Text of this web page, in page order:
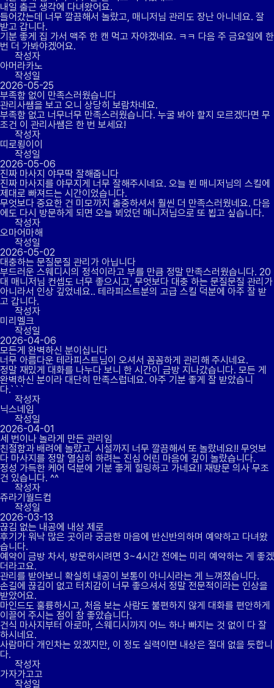
내일 출근 생각에 다녀왔어요.
들어갔는데 너무 깔끔해서 놀랐고, 매니저님 관리도 장난 아니네요. 잘
받고 갑니다.
기분 좋게 집 가서 맥주 한 캔 먹고 자야겠네요. ㅋㅋ 다음 주 금요일에 한
번 더 가봐야겠어요.
작성자
아머라카노
작성일
2026-05-25
부족함 없이 만족스러웠습니다
관리사쌤을 보고 오니 상당히 보람차네요.
부족함 없고 너무너무 만족스러웠습니다. 누굴 봐야 할지 모르겠다면 무
조건 이 관리사쌤은 한 번 보세요!
작성자
띠로룅이이
작성일
2026-05-06
진짜 마사지 야무딱 잘해줍니다
진짜 마사지를 야무지게 너무 잘해주시네요. 오늘 뵌 매니저님의 스킬에
제대로 빠져드는 시간이었습니다.
무엇보다 중요한 건 미모까지 출중하셔서 훨씬 더 만족스러웠네요. 다음
에도 다시 방문하게 되면 오늘 뵈었던 매니저님으로 또 뵙고 싶습니다.
작성자
오마어마해
작성일
2026-05-02
대충하는 문질문질 관리가 아닙니다
부드러운 스웨디시의 정석이라고 부를 만큼 정말 만족스러웠습니다. 20
대 매니저님 컨셉도 너무 좋으시고, 무엇보다 대충 하는 문질문질 관리가
아니라서 인상 깊었네요.. 테라피스트분의 고급 스킬 덕분에 아주 잘 받
고 갑니다.
작성자
미리멜크
작성일
2026-04-06
모든게 완벽하신 분이십니다
너무 아름다운 테라피스트님이 오셔서 꼼꼼하게 관리해 주시네요.
정말 재밌게 대화를 나누다 보니 한 시간이 금방 지나갔습니다. 모든 게
완벽하신 분이라 대단히 만족스럽네요. 아주 기분 좋게 잘 받았습니
다.```
작성자
닉스네임
작성일
2026-04-01
세 번이나 놀라게 만든 관리임
친절함과 배려에 놀랐고, 시설까지 너무 깔끔해서 또 놀랐네요!! 무엇보
다 마사지를 정말 열심히 하려는 진심 어린 마음에 깊이 놀랐습니다.
정성 가득한 케어 덕분에 기분 좋게 힐링하고 가네요!! 재방문 의사 무조
건 있습니다. ^^
작성자
쥬라기월드컵
작성일
2026-03-13
끊김 없는 내공에 내상 제로
후기가 워낙 많은 곳이라 궁금한 마음에 반신반의하며 예약하고 다녀왔
습니다.
예약이 금방 차서, 방문하시려면 3~4시간 전에는 미리 예약하는 게 좋겠
더라고요.
관리를 받아보니 확실히 내공이 보통이 아니시라는 게 느껴졌습니다.
손길에 끊김이 없고 터치감이 너무 좋으셔서 정말 전문적이라는 인상을
받았어요.
마인드도 훌륭하시고, 처음 보는 사람도 불편하지 않게 대화를 편안하게
이끌어 주시는 점이 참 좋았습니다.
건식 마사지부터 아로마, 스웨디시까지 어느 하나 빠지는 것 없이 다 잘
하시네요.
사람마다 개인차는 있겠지만, 이 정도 실력이면 내상은 절대 없을 듯합니
다.
작성자
가자가고고
작성일